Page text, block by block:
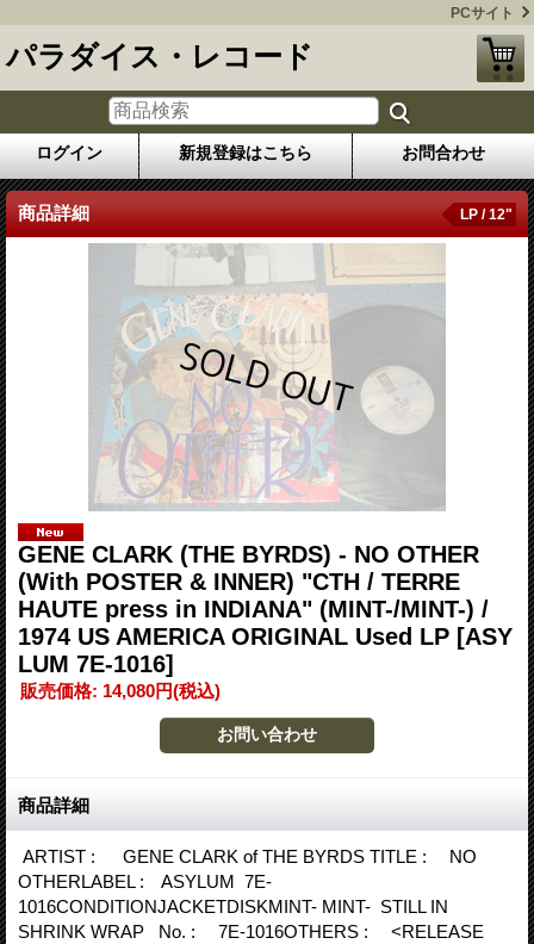
PCサイト
パラダイス・レコード
ログイン 新規登録はこちら お問合わせ
商品詳細 LP / 12"
GENE CLARK (THE BYRDS) - NO OTHER
(With POSTER & INNER) "CTH / TERRE
HAUTE press in INDIANA" (MINT-/MINT-) /
1974 US AMERICA ORIGINAL Used LP [ASY
LUM 7E-1016]
販売価格: 14,080円(税込)
商品詳細
ARTIST : GENE CLARK of THE BYRDS TITLE : NO
OTHERLABEL : ASYLUM 7E-
1016CONDITIONJACKETDISKMINT- MINT- STILL IN
SHRINK WRAP No. : 7E-1016OTHERS : <RELEASE